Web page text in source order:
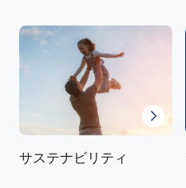
サステナビリティ